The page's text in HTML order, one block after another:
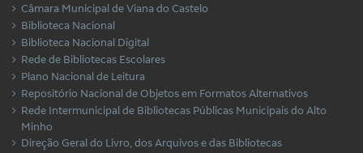
Câmara Municipal de Viana do Castelo
Biblioteca Nacional
Biblioteca Nacional Digital
Rede de Bibliotecas Escolares
Plano Nacional de Leitura
Repositório Nacional de Objetos em Formatos Alternativos
Rede Intermunicipal de Bibliotecas Públicas Municipais do Alto
Minho
Direção Geral do Livro, dos Arquivos e das Bibliotecas